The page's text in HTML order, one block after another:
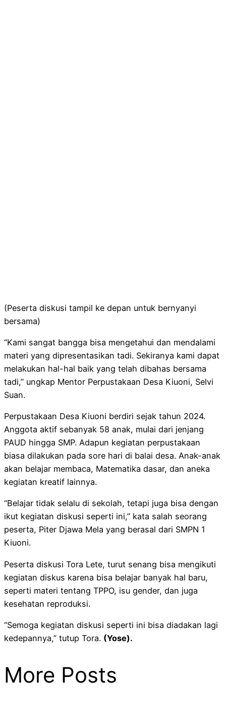
(Peserta diskusi tampil ke depan untuk bernyanyi
bersama)
“Kami sangat bangga bisa mengetahui dan mendalami
materi yang dipresentasikan tadi. Sekiranya kami dapat
melakukan hal-hal baik yang telah dibahas bersama
tadi,” ungkap Mentor Perpustakaan Desa Kiuoni, Selvi
Suan.
Perpustakaan Desa Kiuoni berdiri sejak tahun 2024.
Anggota aktif sebanyak 58 anak, mulai dari jenjang
PAUD hingga SMP. Adapun kegiatan perpustakaan
biasa dilakukan pada sore hari di balai desa. Anak-anak
akan belajar membaca, Matematika dasar, dan aneka
kegiatan kreatif lainnya.
“Belajar tidak selalu di sekolah, tetapi juga bisa dengan
ikut kegiatan diskusi seperti ini,” kata salah seorang
peserta, Piter Djawa Mela yang berasal dari SMPN 1
Kiuoni.
Peserta diskusi Tora Lete, turut senang bisa mengikuti
kegiatan diskus karena bisa belajar banyak hal baru,
seperti materi tentang TPPO, isu gender, dan juga
kesehatan reproduksi.
“Semoga kegiatan diskusi seperti ini bisa diadakan lagi
kedepannya,” tutup Tora. (Yose).
More Posts